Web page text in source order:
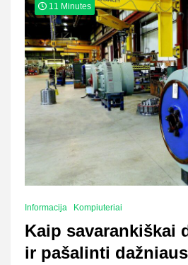
11 Minutes
Informacija Kompiuteriai
Kaip savarankiškai
ir pašalinti